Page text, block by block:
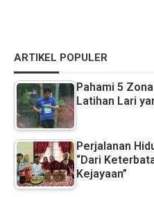
ARTIKEL POPULER
Pahami 5
Latihan Lari
Perjalanan
“Dari
Kejayaan”